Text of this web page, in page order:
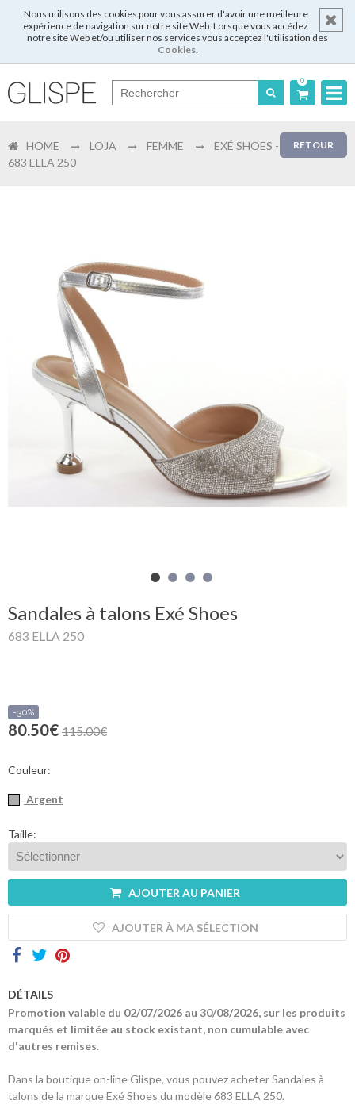
Nous utilisons des cookies pour vous assurer d'avoir une meilleure
expérience de navigation sur notre site Web. Lorsque vous accédez
notre site Web et/ou utiliser nos services vous acceptez l'utilisation des
Cookies.
0
English
Login
Enregistrer
Mon
panier
Glispe
Femme
RETOUR
HOME LOJA FEMME
EXÉ SHOES -
683 ELLA 250
Sandales à talons Exé Shoes
683 ELLA 250
-30%
80.50€ 115.00€
Couleur:
Argent
Taille:
AJOUTER AU PANIER
AJOUTER À MA SÉLECTION
DÉTAILS
Promotion valable du 02/07/2026 au 30/08/2026, sur les produits
marqués et limitée au stock existant, non cumulable avec
d'autres remises.
Dans la boutique on-line Glispe, vous pouvez acheter Sandales à
talons de la marque Exé Shoes du modèle 683 ELLA 250.